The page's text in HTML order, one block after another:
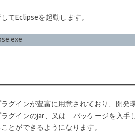
てEclipseを起動します。
グインが豊富に用意されており、開発
グインのjar、又は パッケージを入手
とができるようになります。